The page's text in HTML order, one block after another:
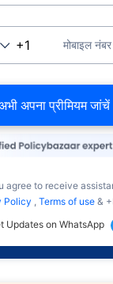
मोबाइल नंबर
अपना प्रीमियम जांचें
agree to receive
Policy , Terms of use &
Updates on WhatsApp